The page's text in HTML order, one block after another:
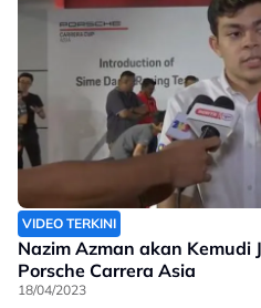
VIDEO TERKINI
Nazim Azman akan Kemudi
Porsche Carrera Asia
18/04/2023